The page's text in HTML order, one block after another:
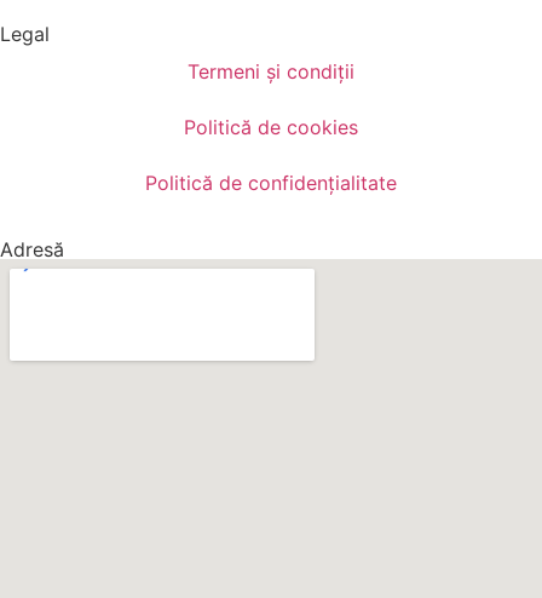
Legal
Termeni și condiții
Politică de cookies
Politică de confidențialitate
Adresă